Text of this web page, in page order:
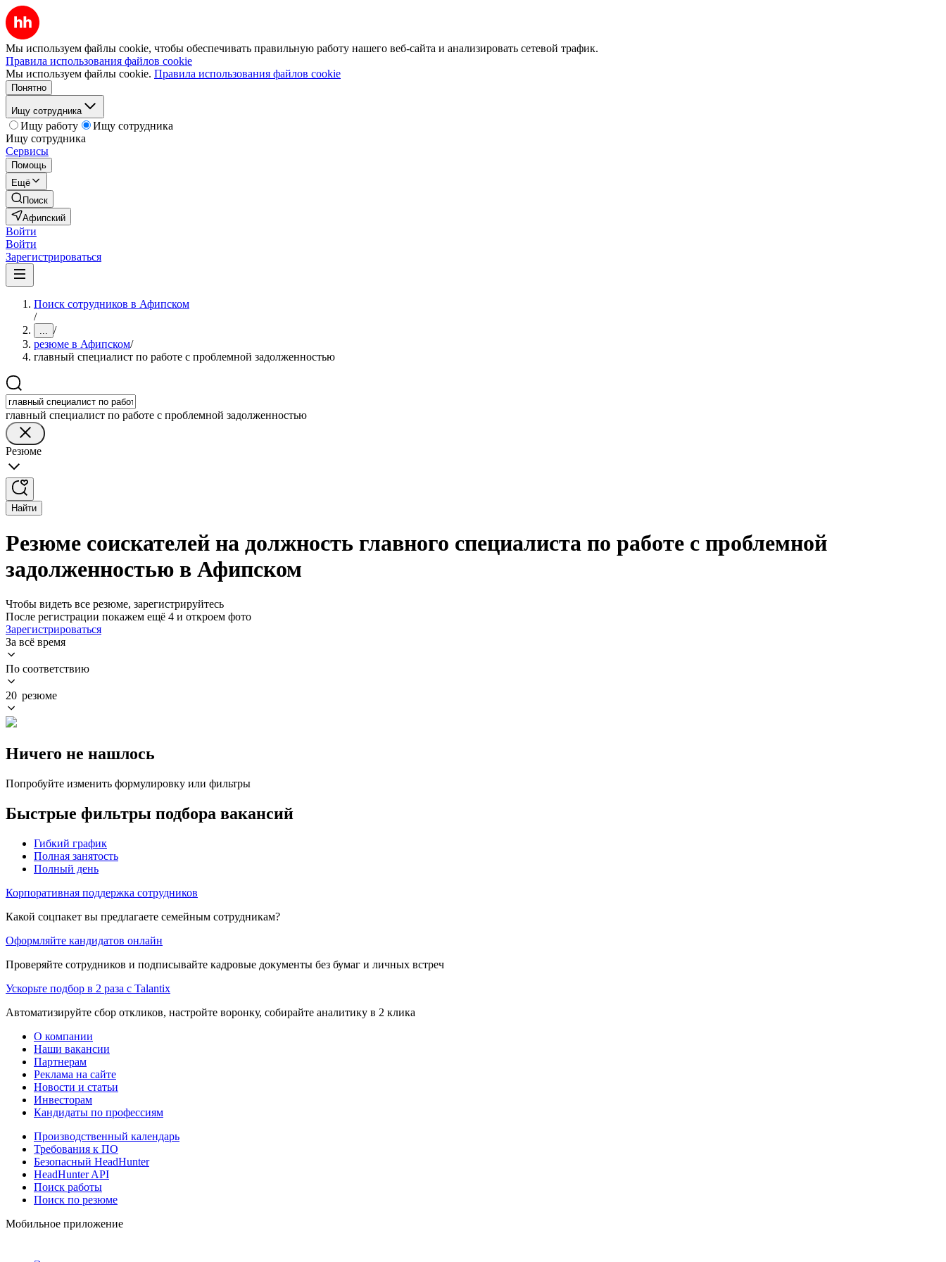
Мы используем файлы cookie, чтобы обеспечивать правильную работу нашего веб-сайта и анализировать сетевой трафик.
Правила использования файлов cookie
Мы используем файлы cookie. Правила использования файлов cookie
Понятно
Ищу сотрудника
Ищу работу
Ищу сотрудника
Ищу сотрудника
Сервисы
Помощь
Ещё
Поиск
Афипский
Войти
Войти
Зарегистрироваться
Поиск сотрудников в Афипском
/
... /
резюме в Афипском/
главный специалист по работе с проблемной задолженностью
главный специалист по работе с проблемной задолженностью
Резюме
Найти
Резюме соискателей на должность главного специалиста по работе с проблемной
задолженностью в Афипском
Чтобы видеть все резюме, зарегистрируйтесь
После регистрации покажем ещё 4 и откроем фото
Зарегистрироваться
За всё время
По соответствию
20 резюме
Ничего не нашлось
Попробуйте изменить формулировку или фильтры
Быстрые фильтры подбора вакансий
Гибкий график
Полная занятость
Полный день
Корпоративная поддержка сотрудников
Какой соцпакет вы предлагаете семейным сотрудникам?
Оформляйте кандидатов онлайн
Проверяйте сотрудников и подписывайте кадровые документы без бумаг и личных встреч
Ускорьте подбор в 2 раза с Talantix
Автоматизируйте сбор откликов, настройте воронку, собирайте аналитику в 2 клика
О компании
Наши вакансии
Партнерам
Реклама на сайте
Новости и статьи
Инвесторам
Кандидаты по профессиям
Производственный календарь
Требования к ПО
Безопасный HeadHunter
HeadHunter API
Поиск работы
Поиск по резюме
Мобильное приложение